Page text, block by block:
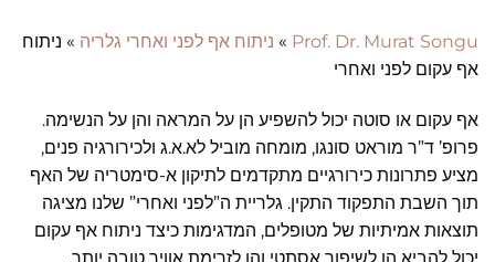
Prof. Dr. Murat Songu
» ניתוח אף לפני ואחרי גלריה » ניתוח
אף עקום לפני ואחרי
אף עקום או סוטה יכול להשפיע הן על המראה והן על הנשימה.
פרופ’ ד”ר מוראט סונגו, מומחה מוביל לא.א.ג ולכירורגיה פנים,
מציע פתרונות כירורגיים מתקדמים לתיקון א-סימטריה של האף
תוך השבת התפקוד התקין. גלריית ה”לפני ואחרי” שלנו מציגה
תוצאות אמיתיות של מטופלים, המדגימות כיצד ניתוח אף עקום